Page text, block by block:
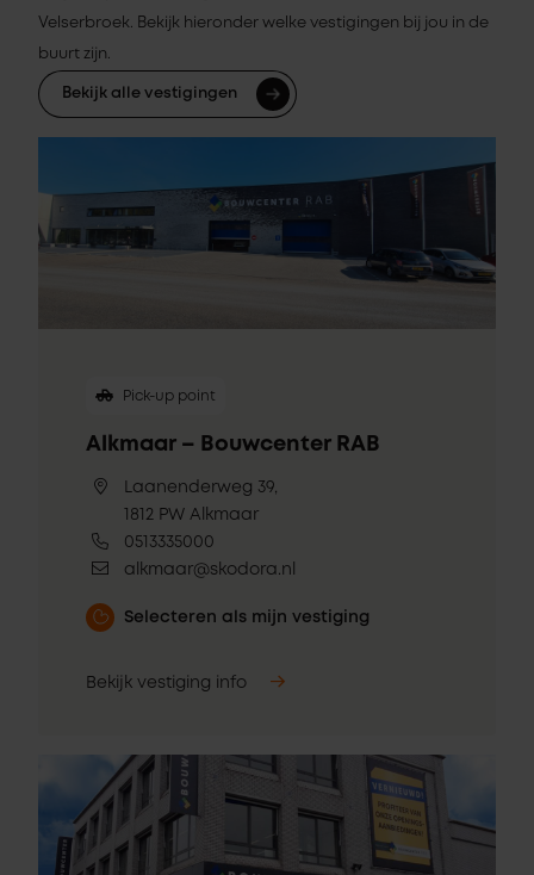
Velserbroek. Bekijk hieronder welke vestigingen bij jou in de
buurt zijn.
Bekijk alle vestigingen
Pick-up point
Alkmaar – Bouwcenter RAB
Laanenderweg 39,
1812 PW Alkmaar
0513335000
alkmaar@skodora.nl
Selecteren als mijn vestiging
Bekijk vestiging info